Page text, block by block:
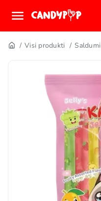
Visi produkti Saldumi